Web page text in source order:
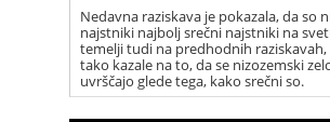
Nedavna raziskava je pokazala, da so
najstniki najbolj srečni najstniki na
temelji tudi na predhodnih raziskavah,
tako kazale na to, da se nizozemski
uvrščajo glede tega, kako srečni so.